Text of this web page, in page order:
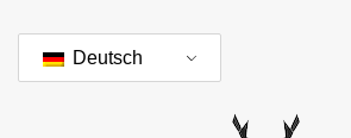
Deutsch